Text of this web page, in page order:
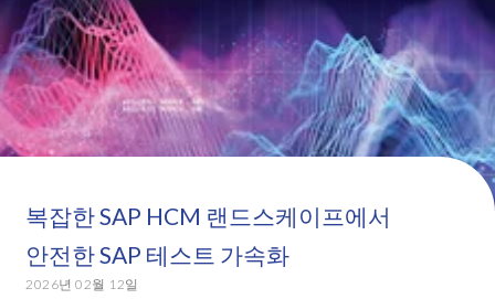
복잡한 SAP HCM 랜드스케이프에서
안전한 SAP 테스트 가속화
2026년 02월 12일